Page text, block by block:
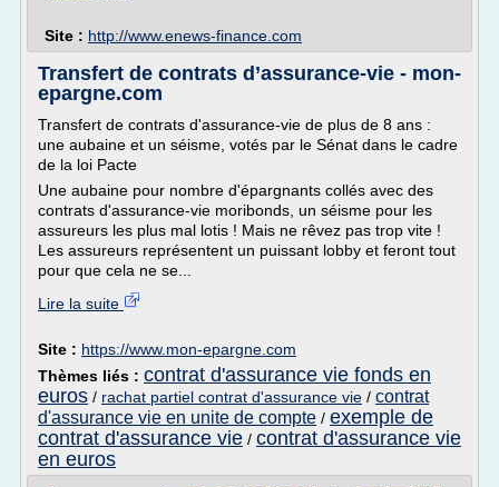
Site : http://www.enews-finance.com
Transfert de contrats d’assurance-vie - mon-
epargne.com
Transfert de contrats d'assurance-vie de plus de 8 ans :
une aubaine et un séisme, votés par le Sénat dans le cadre
de la loi Pacte
Une aubaine pour nombre d'épargnants collés avec des
contrats d'assurance-vie moribonds, un séisme pour les
assureurs les plus mal lotis ! Mais ne rêvez pas trop vite !
Les assureurs représentent un puissant lobby et feront tout
pour que cela ne se...
Lire la suite
Site : https://www.mon-epargne.com
Thèmes liés : contrat d'assurance vie fonds en
euros / rachat partiel contrat d'assurance vie / contrat
d'assurance vie en unite de compte / exemple de
contrat d'assurance vie / contrat d'assurance vie
en euros